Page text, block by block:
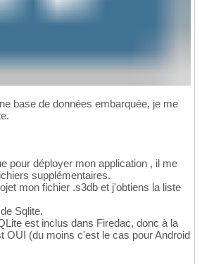
base de données embarquée, je me
pour déployer mon application , il me
supplémentaires.
mon fichier .s3db et j'obtiens la liste
Sqlite.
est inclus dans Firedac, donc à la
OUI (du moins c'est le cas pour Android